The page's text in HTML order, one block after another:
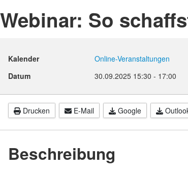
Webinar: So
Kalender
Online-Veranstaltungen
Datum
30.09.2025 15:30 - 17:00
Drucken E-Mail Google
Beschreibung